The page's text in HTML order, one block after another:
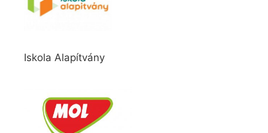
Iskola Alapítvány